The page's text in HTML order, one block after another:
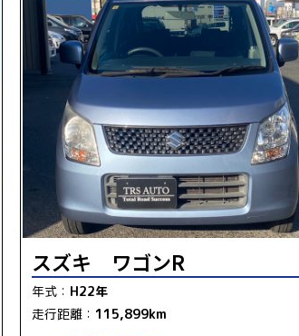
スズキ ワゴンR
年式： H22年
走行距離： 115,899km